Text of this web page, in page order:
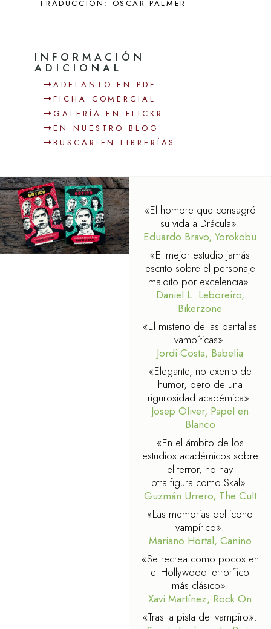
TRADUCCIÓN: ÓSCAR PALMER
INFORMACIÓN
ADICIONAL
ADELANTO EN PDF
FICHA COMERCIAL
GALERÍA EN FLICKR
EN NUESTRO BLOG
BUSCAR EN LIBRERÍAS
«El hombre que consagró
su vida a Drácula».
Eduardo Bravo, Yorokobu
«El mejor estudio jamás
escrito sobre el personaje
maldito por excelencia».
Daniel L. Leboreiro,
Bikerzone
«El misterio de las pantallas
vampíricas».
Jordi Costa, Babelia
«Elegante, no exento de
humor, pero de una
rigurosidad académica».
Josep Oliver, Papel en
Blanco
«En el ámbito de los
estudios académicos sobre
el terror, no hay
otra figura como Skal».
Guzmán Urrero, The Cult
«Las memorias del icono
vampírico».
Mariano Hortal, Canino
«Se recrea como pocos en
el Hollywood terrorífico
más clásico».
Xavi Martínez, Rock On
«Tras la pista del vampiro».